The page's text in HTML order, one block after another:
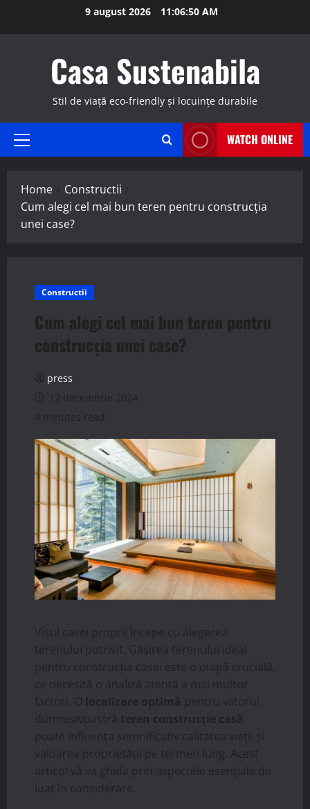
9 august 2026 11:06:51 AM
Casa Sustenabila
Stil de viață eco-friendly și locuințe durabile
Primary
WATCH ONLINE
Home
Constructii
Cum alegi cel mai bun teren pentru construcția
unei case?
Constructii
Cum alegi cel mai bun teren pentru
construcția unei case?
press
12 decembrie 2024
4 minutes read
Visul casei proprii începe cu alegerea
terenului potrivit. Găsirea terenului ideal
pentru construcția casei este o etapă crucială,
ce necesită o analiză atentă a mai multor
factori. O localizare optimă pentru viitorul
dumneavoastră teren construcție casă
poate influența semnificativ calitatea vieții și
valoarea proprietății pe termen lung. Acest
articol vă va ghida prin aspectele esențiale de
luat în considerare.